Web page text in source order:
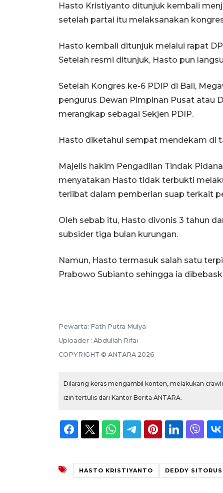
Hasto Kristiyanto ditunjuk kembali
setelah partai itu melaksanakan
Hasto kembali ditunjuk melalui rapat
Setelah resmi ditunjuk, Hasto pun
Setelah Kongres ke-6 PDIP di Bali,
pengurus Dewan Pimpinan Pusat atau
merangkap sebagai Sekjen PDIP.
Hasto diketahui sempat mendekam di
Majelis hakim Pengadilan Tindak
menyatakan Hasto tidak terbukti
terlibat dalam pemberian suap terkait
Oleh sebab itu, Hasto divonis 3 tahun
subsider tiga bulan kurungan.
Namun, Hasto termasuk salah satu
Prabowo Subianto sehingga ia
Pewarta: Fath Putra Mulya
Uploader : Abdullah Rifai
COPYRIGHT © ANTARA 2026
Dilarang keras mengambil konten, melakukan
izin tertulis dari Kantor Berita ANTARA.
HASTO KRISTIYANTO DEDDY SITORUS